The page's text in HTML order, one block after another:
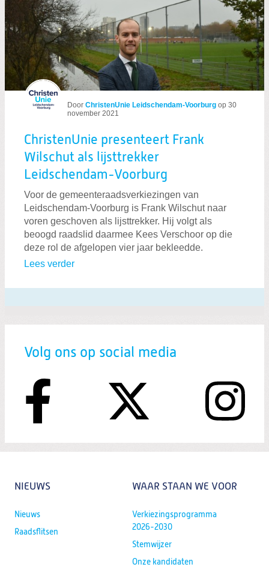
Door ChristenUnie Leidschendam-Voorburg op 30
november 2021
ChristenUnie presenteert Frank
Wilschut als lijsttrekker
Leidschendam-Voorburg
Voor de gemeenteraadsverkiezingen van
Leidschendam-Voorburg is Frank Wilschut naar
voren geschoven als lijsttrekker. Hij volgt als
beoogd raadslid daarmee Kees Verschoor op die
deze rol de afgelopen vier jaar bekleedde.
Lees verder
Volg ons op social media
NIEUWS
Nieuws
Raadsflitsen
WAAR STAAN WE VOOR
Verkiezingsprogramma
2026-2030
Stemwijzer
Onze kandidaten